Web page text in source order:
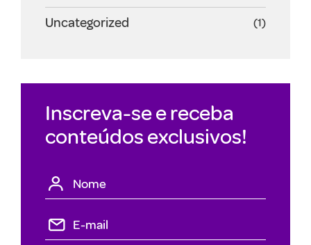
Uncategorized (1)
Inscreva-se e receba
conteúdos exclusivos!